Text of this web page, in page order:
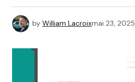
by William Lacroixmai 23, 2025